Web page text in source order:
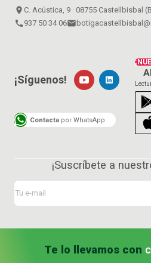
place C. Acústica, 9 · 08755 Castellbisbal
call 937 50 34 06email
¡Síguenos!
Contacta por WhatsApp
¡Suscríbete a
Te lo llevamos con